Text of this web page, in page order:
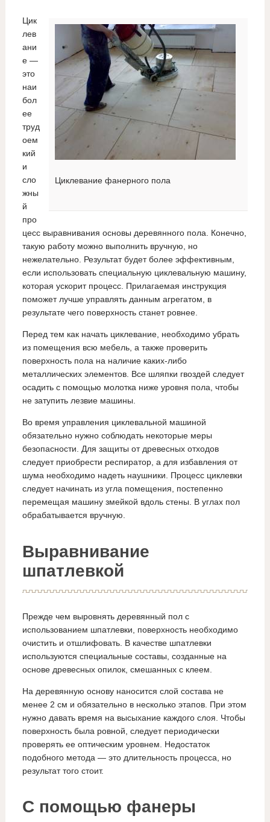
Циклевание фанерного пола
Цик
лев
ани
е —
это
наи
бол
ее
труд
оем
кий
и
сло
жны
й
про
цесс выравнивания основы деревянного пола. Конечно,
такую работу можно выполнить вручную, но
нежелательно. Результат будет более эффективным,
если использовать специальную циклевальную машину,
которая ускорит процесс. Прилагаемая инструкция
поможет лучше управлять данным агрегатом, в
результате чего поверхность станет ровнее.
Перед тем как начать циклевание, необходимо убрать
из помещения всю мебель, а также проверить
поверхность пола на наличие каких-либо
металлических элементов. Все шляпки гвоздей следует
осадить с помощью молотка ниже уровня пола, чтобы
не затупить лезвие машины.
Во время управления циклевальной машиной
обязательно нужно соблюдать некоторые меры
безопасности. Для защиты от древесных отходов
следует приобрести респиратор, а для избавления от
шума необходимо надеть наушники. Процесс циклевки
следует начинать из угла помещения, постепенно
перемещая машину змейкой вдоль стены. В углах пол
обрабатывается вручную.
Выравнивание
шпатлевкой
Прежде чем выровнять деревянный пол с
использованием шпатлевки, поверхность необходимо
очистить и отшлифовать. В качестве шпатлевки
используются специальные составы, созданные на
основе древесных опилок, смешанных с клеем.
На деревянную основу наносится слой состава не
менее 2 см и обязательно в несколько этапов. При этом
нужно давать время на высыхание каждого слоя. Чтобы
поверхность была ровной, следует периодически
проверять ее оптическим уровнем. Недостаток
подобного метода — это длительность процесса, но
результат того стоит.
С помощью фанеры